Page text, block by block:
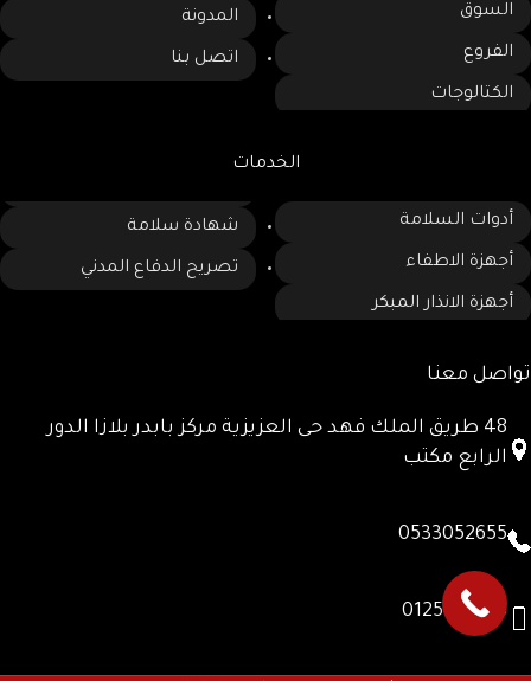
السوق
الفروع
الكتالوجات
المدونة
اتصل بنا
الخدمات
أدوات السلامة
أجهزة الاطفاء
أجهزة الانذار المبكر
شهادة سلامة
تصريح الدفاع المدني
تواصل معنا
48 طريق الملك فهد حى العزيزية مركز بابدر بلازا الدور
الرابع مكتب
0533052655
0125780885